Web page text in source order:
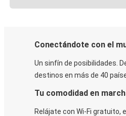
Conectándote con el
Un sinfín de posibilidades.
destinos en más de 40
Tu comodidad en
Relájate con Wi-Fi gratuito,